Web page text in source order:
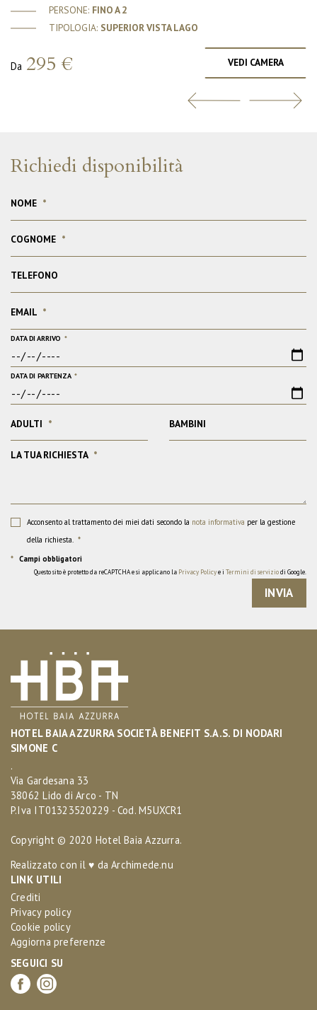
PERSONE: FINO A 2
TIPOLOGIA: SUPERIOR VISTA LAGO
Da 295 € VEDI CAMERA
Richiedi disponibilità
NOME *
COGNOME *
TELEFONO
EMAIL *
DATA DI ARRIVO *
DATA DI PARTENZA *
ADULTI * BAMBINI
LA TUA RICHIESTA *
Acconsento al trattamento dei miei dati secondo la nota informativa per la gestione
della richiesta. *
* Campi obbligatori
Questo sito è protetto da reCAPTCHA e si applicano la Privacy Policye i Termini di serviziodi Google.
INVIA
HOTEL BAIA AZZURRA SOCIETÀ BENEFIT S.A.S. DI NODARI
SIMONE C
.
Via Gardesana 33
38062 Lido di Arco - TN
P.Iva IT01323520229 - Cod. M5UXCR1
Copyright © 2020 Hotel Baia Azzurra.
Realizzato con il ♥ daArchimede.nu
LINK UTILI
Crediti
Privacy policy
Cookie policy
Aggiorna preferenze
SEGUICI SU